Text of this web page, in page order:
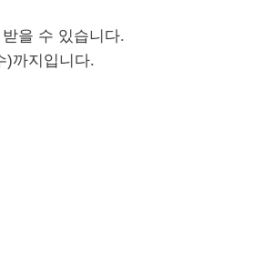
을 수 있습니다.
)까지입니다.